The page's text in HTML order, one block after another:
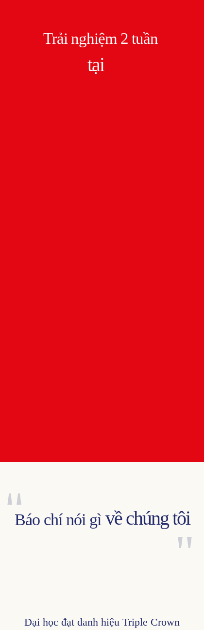
Trải nghiệm 2 tuần
tại
Báo chí nói gì về chúng tôi
"
"
Đại học đạt danh hiệu Triple Crown